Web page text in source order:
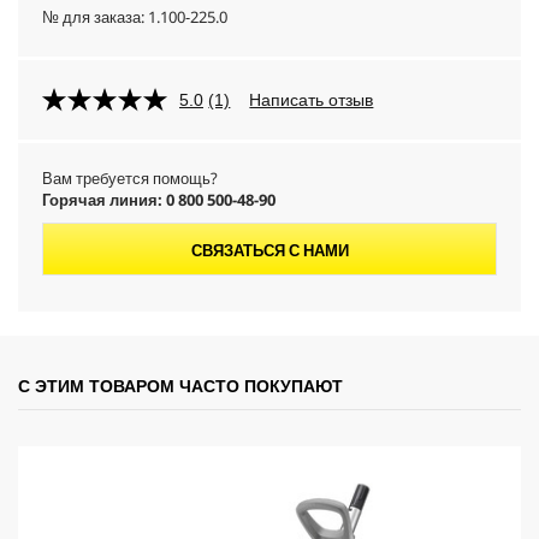
№ для заказа: 1.100-225.0
5.0 (1) Написать отзыв
Вам требуется помощь?
Горячая линия: 0 800 500-48-90
СВЯЗАТЬСЯ С НАМИ
С ЭТИМ ТОВАРОМ ЧАСТО ПОКУПАЮТ